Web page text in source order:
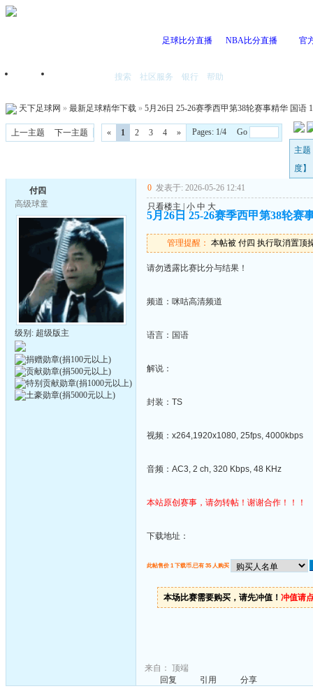
足球比分直播 NBA比分直播 官
首页 搜索 社区服务 银行 帮助
天下足球网 » 最新足球精华下载 » 5月26日 25-26赛季西甲第38轮赛事精华 国语
上一主题 下一主题 « 1 2 3 4 »
Pages: 1/4 Go
主题
度】
付四
高级球童
级别: 超级版主
0 发表于: 2026-05-26 12:41
只看楼主
小 中 大
5月26日 25-26赛季西甲第38轮赛
管理提醒： 本帖被 付四 执行取消置顶
请勿透露比赛比分与结果！
频道：咪咕高清频道
语言：国语
解说：
封装：TS
视频：x264,1920x1080, 25fps, 4000kbps
音频：AC3, 2 ch, 320 Kbps, 48 KHz
本站原创赛事，请勿转帖！谢谢合作！！！
下载地址：
此帖售价 1 下载币,已有 35 人购买
本场比赛需要购买，请先冲值！ 冲值请
来自： 顶端
回复
引用 分享